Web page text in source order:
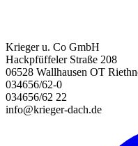
Krieger u. Co GmbH
Hackpfüffeler Straße 208
06528 Wallhausen OT
034656/62-0
034656/62 22
info@krieger-dach.de